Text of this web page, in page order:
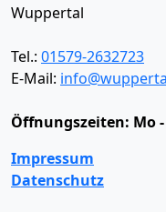
Wuppertal
Tel.: 01579-2632723
E-Mail:
Öffnungszeiten: Mo
Impressum
Datenschutz